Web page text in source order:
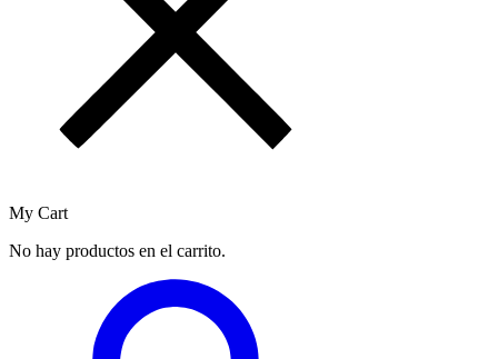
My Cart
No hay productos en el carrito.